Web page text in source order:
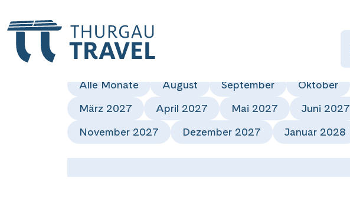
Reisekalender
Alle Monate August September Oktober
März 2027
April 2027 Mai 2027 Juni 2027
November 2027
Dezember 2027 Januar 2028